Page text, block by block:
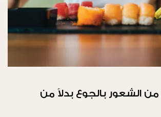
الشعور بالجوع بدلاً من